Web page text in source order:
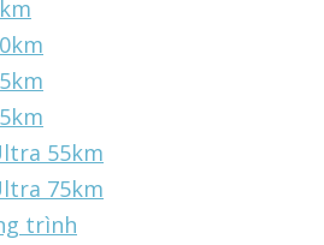
55km
75km
trình